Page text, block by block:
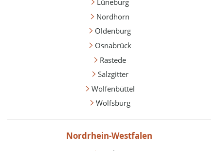
Lüneburg
Nordhorn
Oldenburg
Osnabrück
Rastede
Salzgitter
Wolfenbüttel
Wolfsburg
Nordrhein-Westfalen